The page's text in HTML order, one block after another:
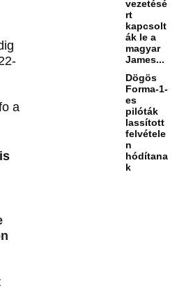
a
vezetésé
rt
kapcsolt
ák le a
magyar
James...
Dögös
Forma-1-
es
pilóták
lassított
felvétele
n
hódítana
k